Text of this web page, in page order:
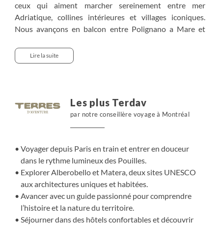
ceux qui aiment marcher sereinement entre mer
Adriatique, collines intérieures et villages iconiques.
Nous avançons en balcon entre Polignano a Mare et
déambulons dans les ruelles blanches d’Ostuni. Le
parcours nous mène ensuite à Matera, captivante cité
responsable, confortable et ancrée dans l’âme des
Pouilles.
Lire la suite
Les plus Terdav
par notre conseillère voyage à Montréal
Voyager depuis Paris en train et entrer en douceur
dans le rythme lumineux des Pouilles.
Explorer Alberobello et Matera, deux sites UNESCO
aux architectures uniques et habitées.
Avancer avec un guide passionné pour comprendre
l’histoire et la nature du territoire.
Séjourner dans des hôtels confortables et découvrir